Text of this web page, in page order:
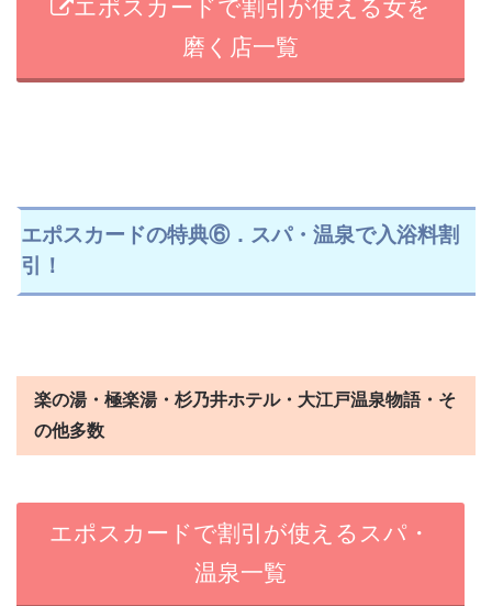
エポスカードで割引が使える女を
磨く店一覧
エポスカードの特典⑥．スパ・温泉で入浴料割
引！
楽の湯・極楽湯・杉乃井ホテル・大江戸温泉物語・そ
の他多数
エポスカードで割引が使えるスパ・
温泉一覧